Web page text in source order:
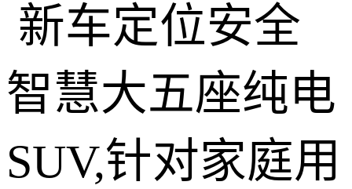
新车定位安全
智慧大五座纯电
SUV,针对家庭用